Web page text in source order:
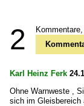
2 Kommentare,
Karl Heinz Ferk
Ohne Warnweste ,
sich im